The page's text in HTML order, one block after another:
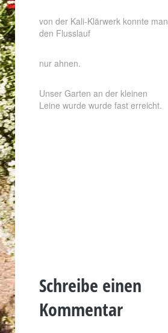
von der Kali-Klärwerk konnte man
den Flusslauf
nur ahnen.
Unser Garten an der kleinen
Leine wurde wurde fast erreicht.
Schreibe einen
Kommentar